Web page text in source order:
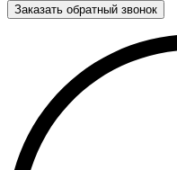
Заказать обратный звонок